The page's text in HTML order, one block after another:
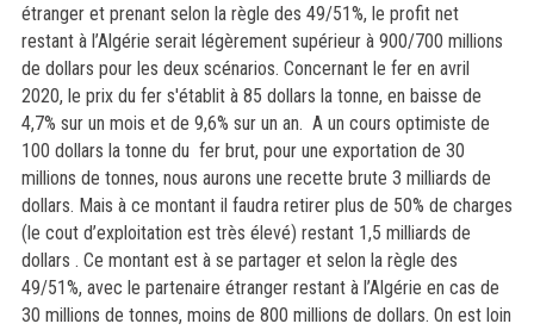
étranger et prenant selon la règle des 49/51%, le profit net
restant à l’Algérie serait légèrement supérieur à 900/700 millions
de dollars pour les deux scénarios. Concernant le fer en avril
2020, le prix du fer s'établit à 85 dollars la tonne, en baisse de
4,7% sur un mois et de 9,6% sur un an. A un cours optimiste de
100 dollars la tonne du fer brut, pour une exportation de 30
millions de tonnes, nous aurons une recette brute 3 milliards de
dollars. Mais à ce montant il faudra retirer plus de 50% de charges
(le cout d’exploitation est très élevé) restant 1,5 milliards de
dollars . Ce montant est à se partager et selon la règle des
49/51%, avec le partenaire étranger restant à l’Algérie en cas de
30 millions de tonnes, moins de 800 millions de dollars. On est loin